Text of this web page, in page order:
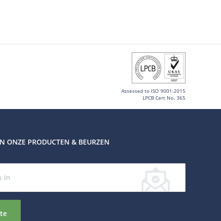
Assessed to ISO 9001:2015
LPCB Cert No. 365
ONZE PRODUCTEN & BEURZEN